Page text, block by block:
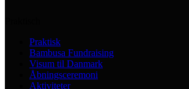
Praktisk
Bambusa Fundraising
Visum til Danmark
Åbningsceremoni
Aktiviteter